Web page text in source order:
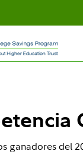
ganadores del